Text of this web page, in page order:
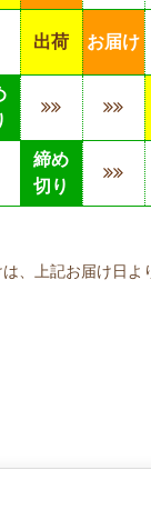
出荷 お届け
締め
切り
、上記お届け日よ